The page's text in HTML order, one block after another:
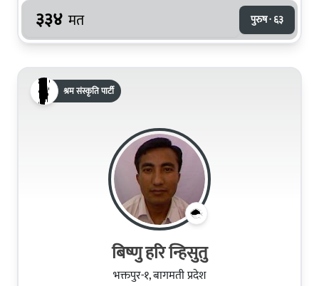
३३४ मत पुरुष · ६३
श्रम संस्कृति पार्टी
बिष्णु हरि न्हिसुतु
भक्तपुर-१, बागमती प्रदेश